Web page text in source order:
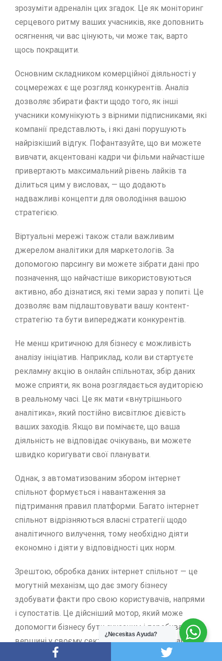
зрозуміти адреналін цих згадок. Це як моніторинг
серцевого ритму ваших учасників, яке доповнить
осягнення, чи вас цінують, чи може так, варто
щось покращити.
Основним складником комерційної діяльності у
соцмережах є ще розгляд конкурентів. Аналіз
дозволяє збирати факти щодо того, як інші
учасники комунікують з вірними підписниками, які
компанії представлють, і які дані порушують
найрізкіший відгук. Пофантазуйте, що ви можете
вивчати, акцентовані кадри чи фільми найчастіше
привертають максимальний рівень лайків та
ділиться цим у висловах, — що додають
надважливі концепти для оволодіння вашою
стратегією.
Віртуальні мережі також стали важливим
джерелом аналітики для маркетологів. За
допомогою парсингу ви можете зібрати дані про
позначення, що найчастіше використовуються
активно, або дізнатися, які теми зараз у попиті. Це
дозволяє вам підлаштовувати вашу контент-
стратегію та бути випереджати конкурентів.
Не менш критичною для бізнесу є можливість
аналізу ініціатив. Наприклад, коли ви стартуєте
рекламну акцію в онлайн спільнотах, збір даних
може сприяти, як вона розглядається аудиторією
в реальному часі. Це як мати «внутрішнього
аналітика», який постійно висвітлює дієвість
ваших заходів. Якщо ви помічаєте, що ваша
діяльність не відповідає очікувань, ви можете
швидко коригувати свої планувати.
Однак, з автоматизованим збором інтернет
спільнот формується і навантаження за
підтримання правил платформи. Багато інтернет
спільнот відрізняються власні стратегії щодо
аналітичного вилучення, тому необхідно діяти
економно і діяти у відповідності цих норм.
Зрештою, обробка даних інтернет спільнот — це
могутній механізм, що дає змогу бізнесу
здобувати факти про свою користувачів, напрями
і супостатів. Це дійсніший мотор, який може
допомогти бізнесу бути сучасним і перебувати на
вершині у своєму секторі. Завдяки інформації, що
збираються, організації отримують змогу
¿Necesitas Ayuda?